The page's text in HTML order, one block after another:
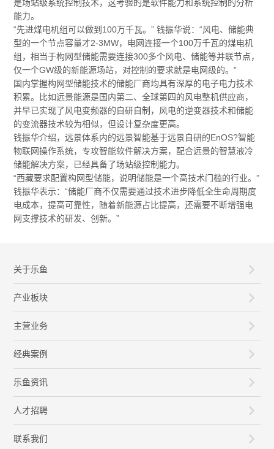
是场站级系统控制技术，这考验的是软件能力和系统控制的分析
能力。
“先进煤电机组可以做到100万千瓦。” 钱振华说：“风电、储能典
型的一个节点容量才2-3MW，电网连接一个100万千瓦的煤电机
组，相当于构网型储能需要连接300多个风电、储能等并联节点，
仅一个GW级的新能源场站，对控制的要求就是电网级的。”
国内掌握构网型储能技术的储能厂商均具有深厚的电子电力技术
积累。比如远景能源是国内第二、全球第四的风电整机供应商，
并早已实现了风电变频器的自研自制，风电的逆变器技术和储能
的变流器技术较为相似，但设计复杂度更高。
钱振华介绍，远景体系内的远景智能基于远景自研的EnOS?智能
物联网操作系统，专攻智能软件解决方案，配合远景的智慧液冷
储能解决方案，已经具备了场站级控制能力。
“西藏要求配置构网型储能，说明储能是一个高技术门槛的行业。”
钱振华表示：“储能厂商不仅需要通过技术进步降低全生命周期度
电成本，提高可靠性，随着新能源占比提高，还需要不断增强电
网支撑技术的研发、创新。”
关于乐鱼
产业板块
主营业务
经典案例
乐鱼资讯
人才招聘
联系我们